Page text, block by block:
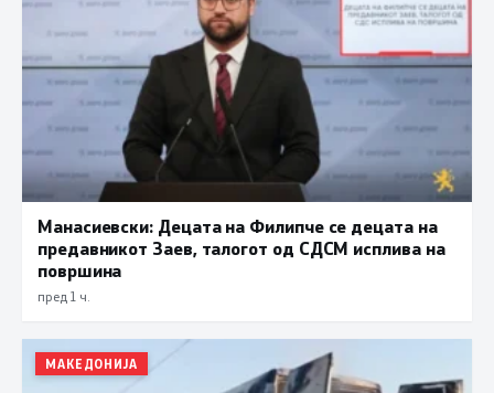
Манасиевски: Децата на Филипче се децата на
предавникот Заев, талогот од СДСМ исплива на
површина
пред 1 ч.
МАКЕДОНИЈА